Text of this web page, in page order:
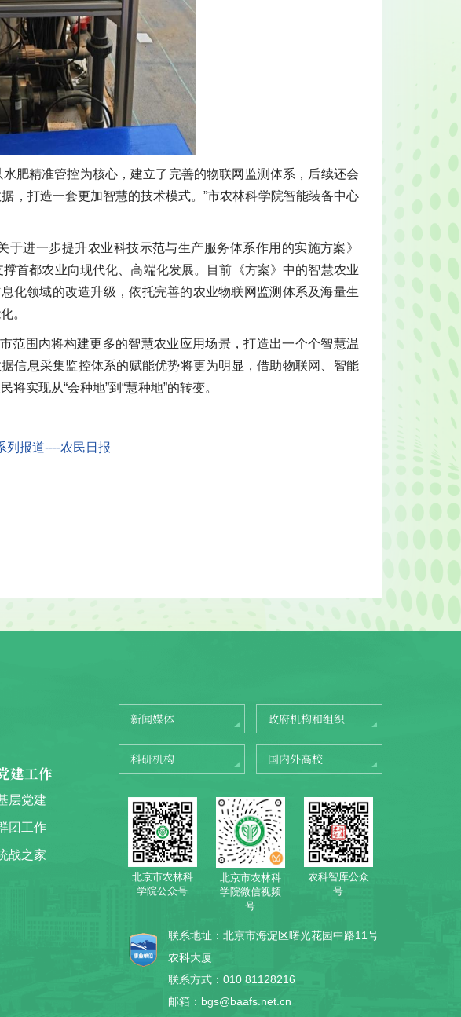
肥精准管控为核心，建立了完善的物联网监测体系，后续还会
，打造一套更加智慧的技术模式。”市农林科学院智能装备中心
进一步提升农业科技示范与生产服务体系作用的实施方案》
首都农业向现代化、高端化发展。目前《方案》中的智慧农业
化领域的改造升级，依托完善的农业物联网监测体系及海量生
。
范围内将构建更多的智慧农业应用场景，打造出一个个智慧温
信息采集监控体系的赋能优势将更为明显，借助物联网、智能
实现从“会种地”到“慧种地”的转变。
列报道----农民日报
建工作
层党建
团工作
战之家
新闻媒体 政府机构和组织
科研机构 国内外高校
北京市农林科
学院公众号
北京市农林科
学院微信视频
号
农科智库公众
号
联系地址：北京市海淀区曙光花园中路11号
农科大厦
联系方式：010 81128216
邮箱：bgs@baafs.net.cn